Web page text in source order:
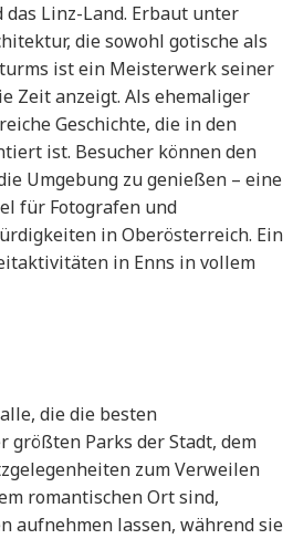
Linz-Land. Erbaut unter
die sowohl gotische als
ist ein Meisterwerk seiner
Zeit anzeigt. Als ehemaliger
Geschichte, die in den
ist. Besucher können den
Umgebung zu genießen – eine
für Fotografen und
in Oberösterreich. Ein
in Enns in vollem
die die besten
größten Parks der Stadt, dem
zum Verweilen
romantischen Ort sind,
aufnehmen lassen, während sie